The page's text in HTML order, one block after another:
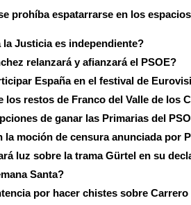
prohíba espatarrarse en los espacios
la Justicia es independiente?
relanzará y afianzará el PSOE?
España en el festival de
los restos de Franco del Valle de los
de ganar las Primarias del
la moción de censura anunciada por
luz sobre la trama Gürtel en su
Santa?
por hacer chistes sobre